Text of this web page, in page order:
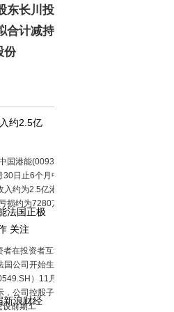
东长川投
合计减持
份
约2.5亿
国港能(00931.HK)公
日止6个月中期业
约为2.5亿港元，同
损约为7280万港元，
法国正极
关注
在投资者互动平台
公司开始生产了
）11月28日在
公司控股子公司厦
设前期工
新浪财经